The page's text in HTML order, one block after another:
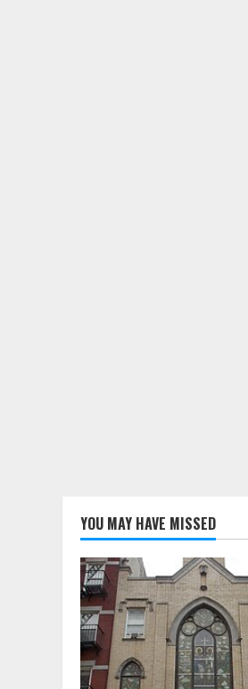
YOU MAY HAVE MISSED